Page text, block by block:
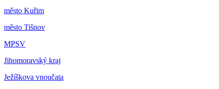
město Kuřim
město Tišnov
MPSV
Jihomoravský kraj
Ježíškova vnoučata